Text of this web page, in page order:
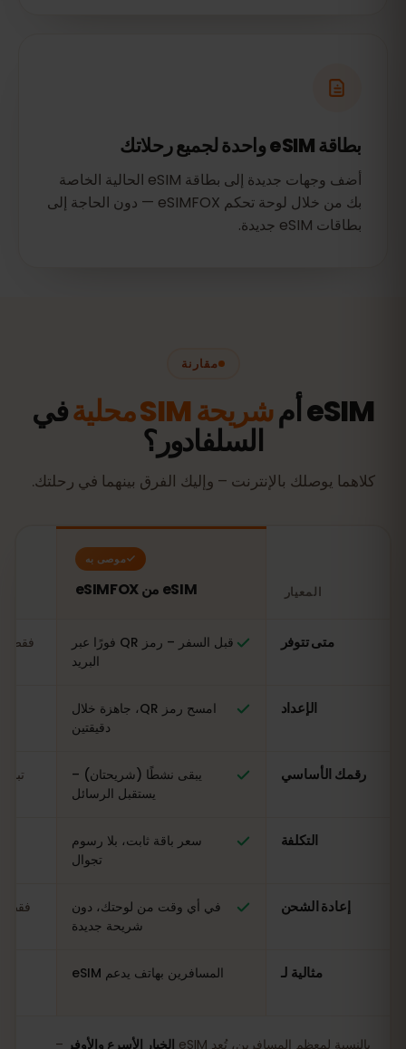
بطاقة eSIM واحدة لجميع رحلاتك
أضف وجهات جديدة إلى بطاقة eSIM الحالية الخاصة
بك من خلال لوحة تحكم eSIMFOX — دون الحاجة إلى
بطاقات eSIM جديدة.
مقارنة
eSIM أم شريحة SIM محلية في
السلفادور؟
كلاهما يوصلك بالإنترنت – وإليك الفرق بينهما في رحلتك.
المعيار
موصى به
eSIM من eSIMFOX
متى تتوفر
قبل السفر – رمز QR فورًا عبر
البريد
فقط
الإعداد
امسح رمز QR، جاهزة خلال
دقيقتين
رقمك الأساسي
يبقى نشطًا (شريحتان) –
يستقبل الرسائل
التكلفة
سعر باقة ثابت، بلا رسوم
تجوال
إعادة الشحن
في أي وقت من لوحتك، دون
شريحة جديدة
فقط
مثالية لـ المسافرين بهاتف يدعم eSIM
بالنسبة لمعظم المسافرين، تُعد eSIM الخيار الأسرع والأوفر –